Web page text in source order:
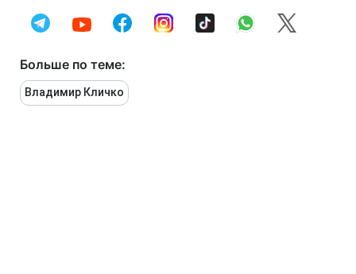
Больше по теме:
Владимир Кличко